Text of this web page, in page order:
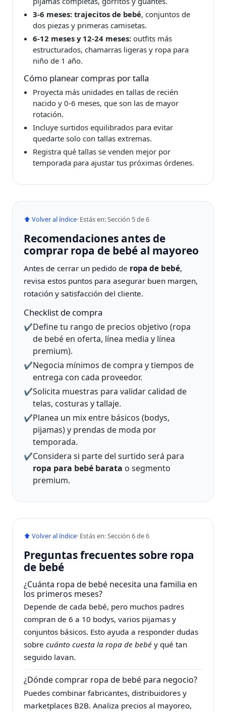
3‑6 meses: trajecitos de bebé, conjuntos de
dos piezas y primeras camisetas.
6‑12 meses y 12‑24 meses:outfits más
estructurados, chamarras ligeras y ropa para
niño de 1 año.
Cómo planear compras por talla
Proyecta más unidades en tallas de recién
nacido y 0‑6 meses, que son las de mayor
rotación.
Incluye surtidos equilibrados para evitar
quedarte solo con tallas extremas.
Registra qué tallas se venden mejor por
temporada para ajustar tus próximas órdenes.
⬆ Volver al índice· Estás en: Sección 5 de 6
Recomendaciones antes de
comprar ropa de bebé al mayoreo
Antes de cerrar un pedido de ropa de bebé,
revisa estos puntos para asegurar buen margen,
rotación y satisfacción del cliente.
Checklist de compra
✔️Define tu rango de precios objetivo (ropa
de bebé en oferta, línea media y línea
premium).
✔️Negocia mínimos de compra y tiempos de
entrega con cada proveedor.
✔️Solicita muestras para validar calidad de
telas, costuras y tallaje.
✔️Planea un mix entre básicos (bodys,
pijamas) y prendas de moda por
temporada.
✔️Considera si parte del surtido será para
ropa para bebé barata o segmento
premium.
⬆ Volver al índice· Estás en: Sección 6 de 6
Preguntas frecuentes sobre ropa
de bebé
¿Cuánta ropa de bebé necesita una familia en
los primeros meses?
Depende de cada bebé, pero muchos padres
compran de 6 a 10 bodys, varios pijamas y
conjuntos básicos. Esto ayuda a responder dudas
sobrecuánto cuesta la ropa de bebé y qué tan
seguido lavan.
¿Dónde comprar ropa de bebé para negocio?
Puedes combinar fabricantes, distribuidores y
marketplaces B2B. Analiza precios al mayoreo,